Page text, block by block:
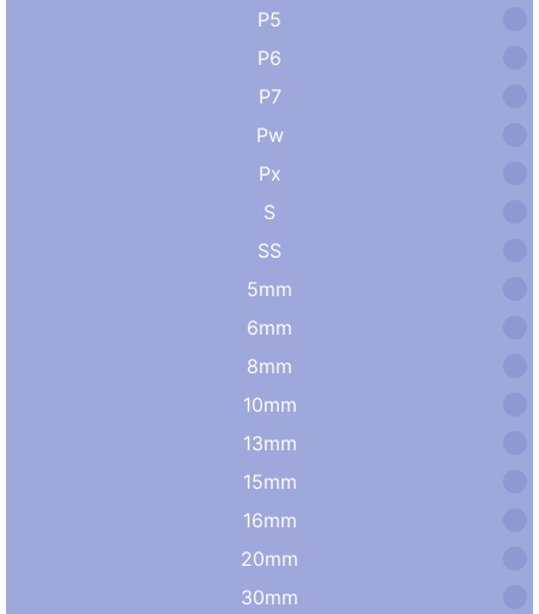
P5
P6
P7
Pw
Px
S
SS
5mm
6mm
8mm
10mm
13mm
15mm
16mm
20mm
30mm